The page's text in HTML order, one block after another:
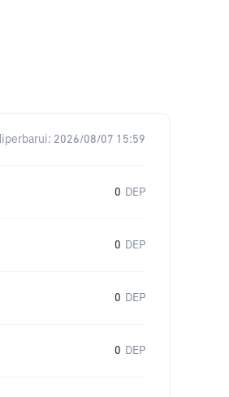
2026/08/07 15:59
0 DEP
0 DEP
0 DEP
0 DEP